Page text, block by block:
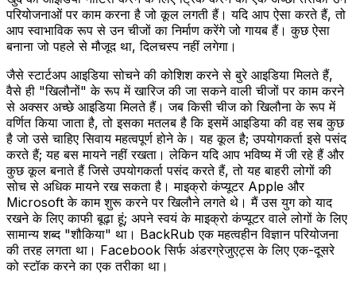
परियोजनाओं पर काम करना है जो कूल लगती हैं। यदि आप ऐसा करते हैं, तो
आप स्वाभाविक रूप से उन चीजों का निर्माण करेंगे जो गायब हैं। कुछ ऐसा
बनाना जो पहले से मौजूद था, दिलचस्प नहीं लगेगा।
जैसे स्टार्टअप आइडिया सोचने की कोशिश करने से बुरे आइडिया मिलते हैं,
वैसे ही "खिलौनों" के रूप में खारिज की जा सकने वाली चीजों पर काम करने
से अक्सर अच्छे आइडिया मिलते हैं। जब किसी चीज को खिलौना के रूप में
वर्णित किया जाता है, तो इसका मतलब है कि इसमें आइडिया की वह सब कुछ
है जो उसे चाहिए सिवाय महत्वपूर्ण होने के। यह कूल है; उपयोगकर्ता इसे पसंद
करते हैं; यह बस मायने नहीं रखता। लेकिन यदि आप भविष्य में जी रहे हैं और
कुछ कूल बनाते हैं जिसे उपयोगकर्ता पसंद करते हैं, तो यह बाहरी लोगों की
सोच से अधिक मायने रख सकता है। माइक्रो कंप्यूटर Apple और
Microsoft के काम शुरू करने पर खिलौने लगते थे। मैं उस युग को याद
रखने के लिए काफी बूढ़ा हूं; अपने स्वयं के माइक्रो कंप्यूटर वाले लोगों के लिए
सामान्य शब्द "शौकिया" था। BackRub एक महत्वहीन विज्ञान परियोजना
की तरह लगता था। Facebook सिर्फ अंडरग्रेजुएट्स के लिए एक-दूसरे
को स्टॉक करने का एक तरीका था।